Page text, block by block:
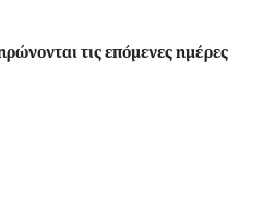
τις επόμενες ημέρες